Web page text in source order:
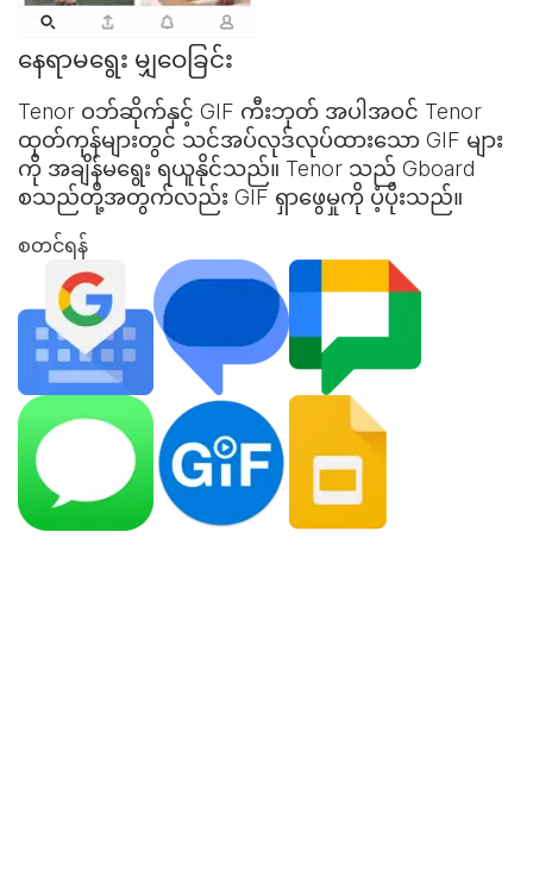
နေရာမရွေး မျှဝေခြင်း
Tenor ဝဘ်ဆိုက်နှင့် GIF ကီးဘုတ် အပါအဝင် Tenor
ထုတ်ကုန်များတွင် သင်အပ်လုဒ်လုပ်ထားသော GIF များ
ကို အချိန်မရွေး ရယူနိုင်သည်။ Tenor သည် Gboard
စသည်တို့အတွက်လည်း GIF ရှာဖွေမှုကို ပံ့ပိုးသည်။
စတင်ရန်